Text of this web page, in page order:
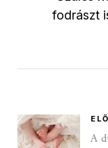
fodrászt
A